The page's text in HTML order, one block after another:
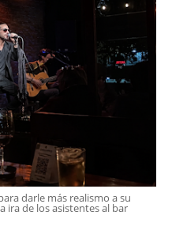
darle más realismo a su
ira de los asistentes al bar